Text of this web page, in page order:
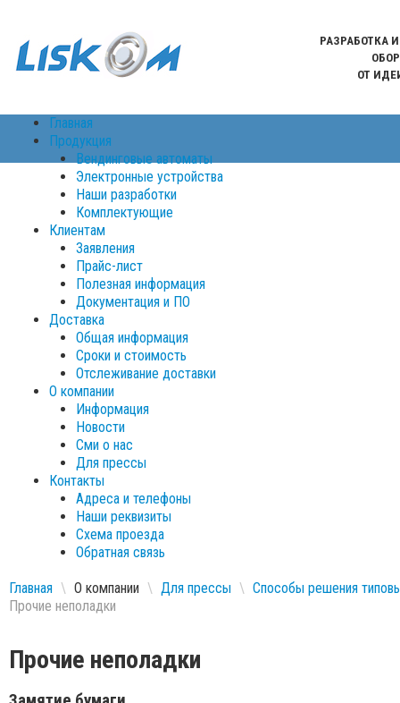
РАЗРАБОТКА
ОТ
Главная
Продукция
Вендинговые автоматы
Электронные устройства
Наши разработки
Комплектующие
Клиентам
Заявления
Прайс-лист
Полезная информация
Документация и ПО
Доставка
Общая информация
Сроки и стоимость
Отслеживание доставки
О компании
Информация
Новости
Сми о нас
Для прессы
Контакты
Адреса и телефоны
Наши реквизиты
Схема проезда
Обратная связь
Главная \ О компании \ Для прессы \ Способы решения
Прочие неполадки
Прочие неполадки